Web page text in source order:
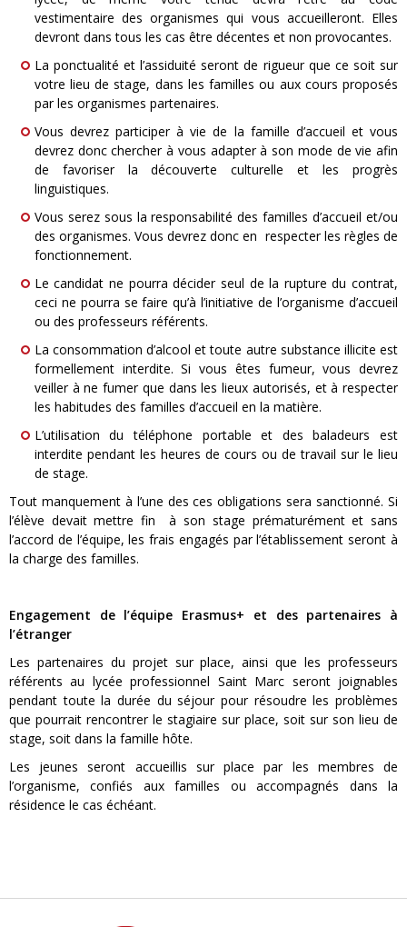
vestimentaire des organismes qui vous accueilleront. Elles
devront dans tous les cas être décentes et non provocantes.
La ponctualité et l’assiduité seront de rigueur que ce soit sur
votre lieu de stage, dans les familles ou aux cours proposés
par les organismes partenaires.
Vous devrez participer à vie de la famille d’accueil et vous
devrez donc chercher à vous adapter à son mode de vie afin
de favoriser la découverte culturelle et les progrès
linguistiques.
Vous serez sous la responsabilité des familles d’accueil et/ou
des organismes. Vous devrez donc en respecter les règles de
fonctionnement.
Le candidat ne pourra décider seul de la rupture du contrat,
ceci ne pourra se faire qu’à l’initiative de l’organisme d’accueil
ou des professeurs référents.
La consommation d’alcool et toute autre substance illicite est
formellement interdite. Si vous êtes fumeur, vous devrez
veiller à ne fumer que dans les lieux autorisés, et à respecter
les habitudes des familles d’accueil en la matière.
L’utilisation du téléphone portable et des baladeurs est
interdite pendant les heures de cours ou de travail sur le lieu
de stage.
Tout manquement à l’une des ces obligations sera sanctionné. Si
l’élève devait mettre fin à son stage prématurément et sans
l’accord de l’équipe, les frais engagés par l’établissement seront à
la charge des familles.
Engagement de l’équipe Erasmus+ et des partenaires à
l’étranger
Les partenaires du projet sur place, ainsi que les professeurs
référents au lycée professionnel Saint Marc seront joignables
pendant toute la durée du séjour pour résoudre les problèmes
que pourrait rencontrer le stagiaire sur place, soit sur son lieu de
stage, soit dans la famille hôte.
Les jeunes seront accueillis sur place par les membres de
l’organisme, confiés aux familles ou accompagnés dans la
résidence le cas échéant.